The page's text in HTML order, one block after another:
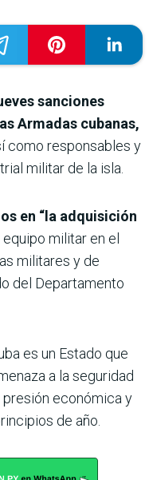
sanciones
Armadas cubanas,
como responsables y
militar de la isla.
en “la adquisición
equipo militar en el
militares y de
del Departamento
es un Estado que
a la seguridad
presión económica y
de año.